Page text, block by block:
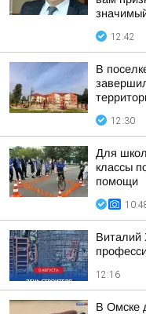
12:42
В
12:30
Для
классы
помощи
Виталий
12:16
В Омске